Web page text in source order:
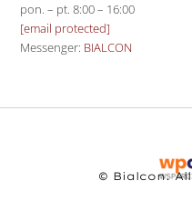
pon. – pt. 8:00 – 16:00
[email protected]
Messenger: BIALCON
© Bialcon.